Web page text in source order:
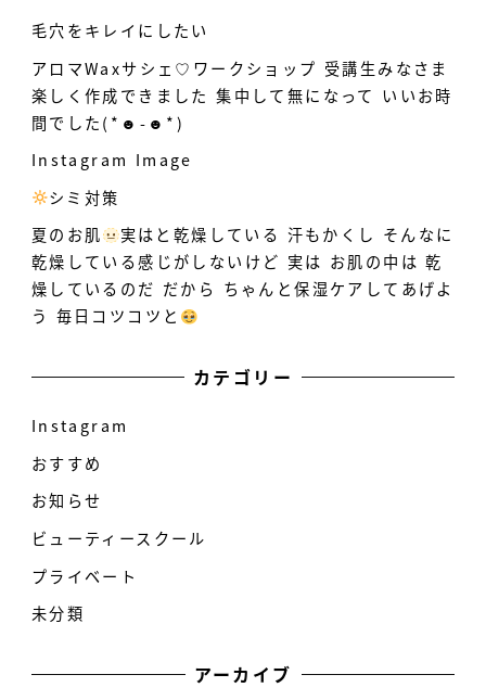
毛穴をキレイにしたい
アロマWaxサシェ♡ワークショップ 受講生みなさま
楽しく作成できました 集中して無になって いいお時
間でした(*☻-☻*)
Instagram Image
シミ対策
️ 夏のお肌 実はと乾燥している 汗もかくし そんなに
乾燥している感じがしないけど 実は お肌の中は 乾
燥しているのだ だから ちゃんと保湿ケアしてあげよ
う 毎日コツコツと
カテゴリー
Instagram
おすすめ
お知らせ
ビューティースクール
プライベート
未分類
アーカイブ